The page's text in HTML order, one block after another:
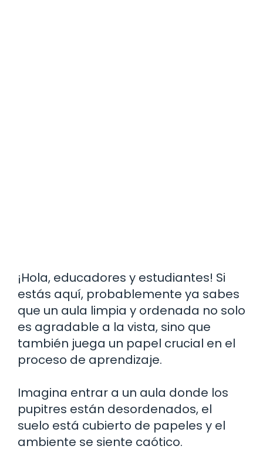
¡Hola, educadores y estudiantes! Si
estás aquí, probablemente ya sabes
que un aula limpia y ordenada no solo
es agradable a la vista, sino que
también juega un papel crucial en el
proceso de aprendizaje.
Imagina entrar a un aula donde los
pupitres están desordenados, el
suelo está cubierto de papeles y el
ambiente se siente caótico.